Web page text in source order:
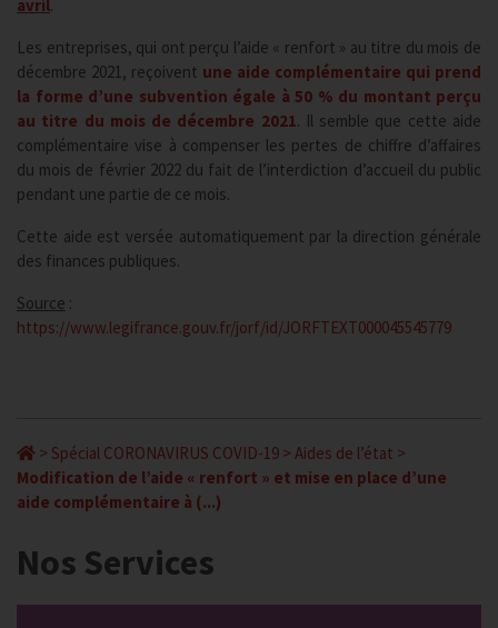
avril.
Les entreprises, qui ont perçu l’aide « renfort » au titre du mois de
décembre 2021, reçoivent une aide complémentaire qui prend
la forme d’une subvention égale à 50 % du montant perçu
au titre du mois de décembre 2021. Il semble que cette aide
complémentaire vise à compenser les pertes de chiffre d’affaires
du mois de février 2022 du fait de l’interdiction d’accueil du public
pendant une partie de ce mois.
Cette aide est versée automatiquement par la direction générale
des finances publiques.
Source :
https://www.legifrance.gouv.fr/jorf/id/JORFTEXT000045545779
> Spécial CORONAVIRUS COVID-19 > Aides de l’état >
Modification de l’aide « renfort » et mise en place d’une
aide complémentaire à (...)
Nos Services